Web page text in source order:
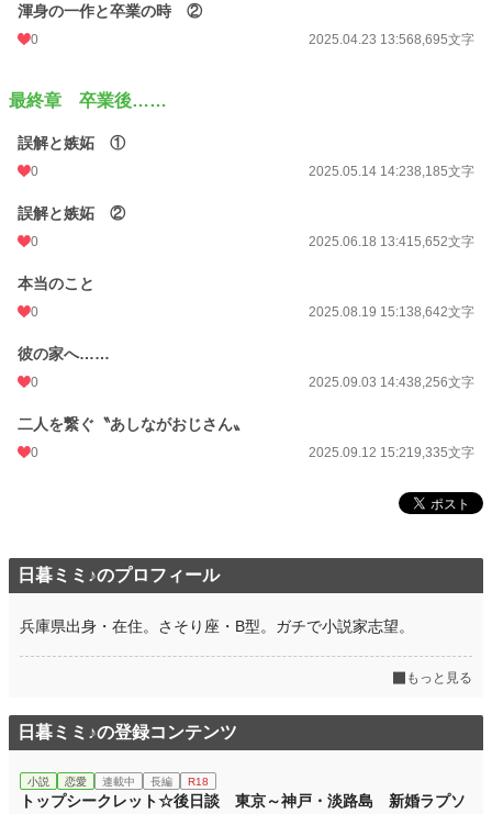
渾身の一作と卒業の時 ②
0 2025.04.23 13:568,695文字
最終章 卒業後……
誤解と嫉妬 ①
0 2025.05.14 14:238,185文字
誤解と嫉妬 ②
0 2025.06.18 13:415,652文字
本当のこと
0 2025.08.19 15:138,642文字
彼の家へ……
0 2025.09.03 14:438,256文字
二人を繋ぐ〝あしながおじさん〟
0 2025.09.12 15:219,335文字
日暮ミミ♪のプロフィール
兵庫県出身・在住。さそり座・B型。ガチで小説家志望。
もっと見る
日暮ミミ♪の登録コンテンツ
小説 恋愛 連載中 長編 R18
トップシークレット☆後日談 東京～神戸・淡路島 新婚ラプソ